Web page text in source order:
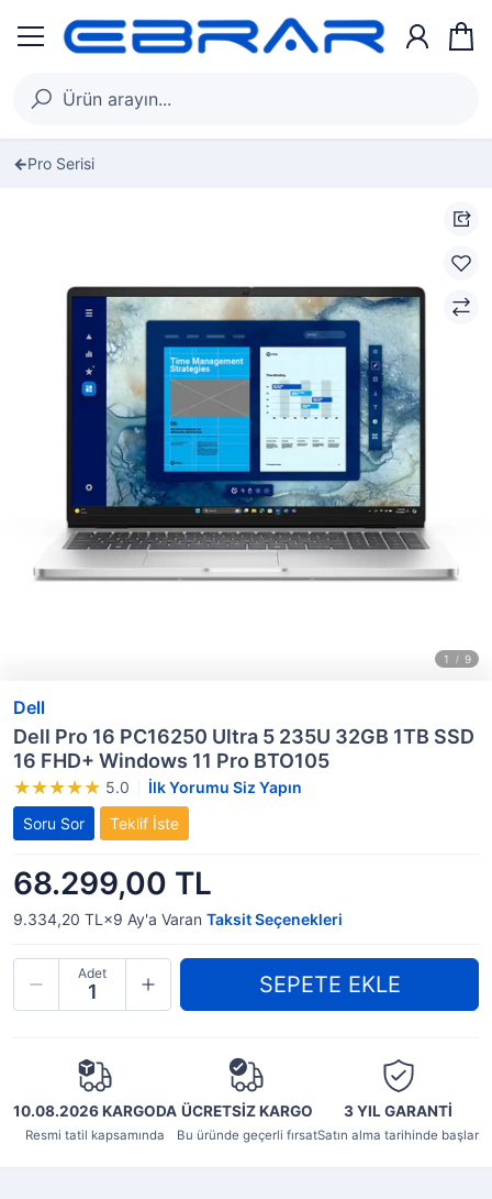
Pro Serisi
Dell
Dell Pro 16 PC16250 Ultra 5 235U 32GB 1TB SSD
16 FHD+ Windows 11 Pro BTO105
5.0
İlk Yorumu Siz Yapın
Soru Sor
Teklif İste
68.299,00 TL
9.334,20 TL×9 Ay'a Varan Taksit Seçenekleri
Adet
10.08.2026 KARGODA
Resmi tatil kapsamında
ÜCRETSİZ KARGO
Bu üründe geçerli fırsat
3 YILGARANTİ
Satın alma tarihinde başlar